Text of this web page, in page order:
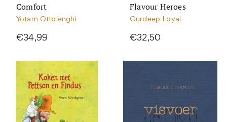
Comfort
Yotam Ottolenghi
€34,99
Flavour Heroes
Gurdeep Loyal
€32,50